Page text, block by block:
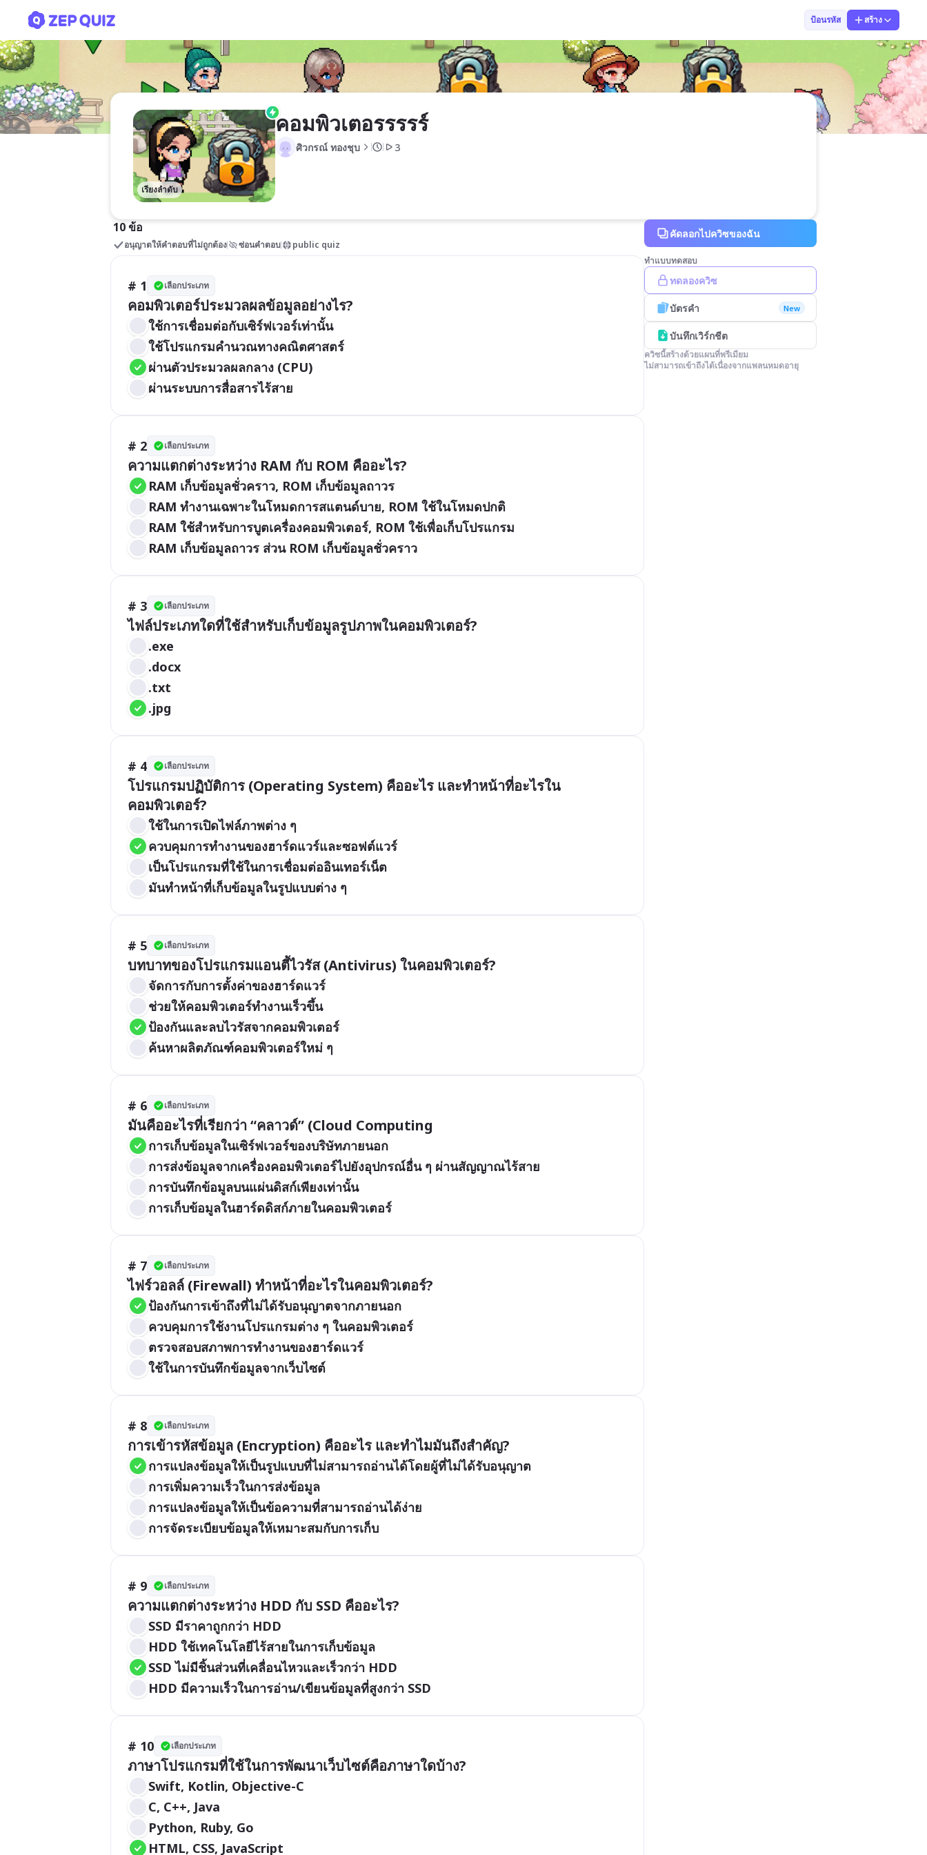
ป้อนรหัส สร้าง
เรียงลำดับ
คอมพิวเตอรรรรร์
ศิวกรณ์ ทองชุบ 3
10 ข้อ
อนุญาตให้คำตอบที่ไม่ถูกต้อง ซ่อนคำตอบ public quiz
# 1 เลือกประเภท
คอมพิวเตอร์ประมวลผลข้อมูลอย่างไร?
ใช้การเชื่อมต่อกับเซิร์ฟเวอร์เท่านั้น
ใช้โปรแกรมคำนวณทางคณิตศาสตร์
ผ่านตัวประมวลผลกลาง (CPU)
ผ่านระบบการสื่อสารไร้สาย
# 2 เลือกประเภท
ความแตกต่างระหว่าง RAM กับ ROM คืออะไร?
RAM เก็บข้อมูลชั่วคราว, ROM เก็บข้อมูลถาวร
RAM ทำงานเฉพาะในโหมดการสแตนด์บาย, ROM ใช้ในโหมดปกติ
RAM ใช้สำหรับการบูตเครื่องคอมพิวเตอร์, ROM ใช้เพื่อเก็บโปรแกรม
RAM เก็บข้อมูลถาวร ส่วน ROM เก็บข้อมูลชั่วคราว
# 3 เลือกประเภท
ไฟล์ประเภทใดที่ใช้สำหรับเก็บข้อมูลรูปภาพในคอมพิวเตอร์?
.exe
.docx
.txt
.jpg
# 4 เลือกประเภท
โปรแกรมปฏิบัติการ (Operating System) คืออะไร และทำหน้าที่อะไรใน
ใช้ในการเปิดไฟล์ภาพต่าง ๆ
ควบคุมการทำงานของฮาร์ดแวร์และซอฟต์แวร์
เป็นโปรแกรมที่ใช้ในการเชื่อมต่ออินเทอร์เน็ต
มันทำหน้าที่เก็บข้อมูลในรูปแบบต่าง ๆ
# 5 เลือกประเภท
จัดการกับการตั้งค่าของฮาร์ดแวร์
ช่วยให้คอมพิวเตอร์ทำงานเร็วขึ้น
ป้องกันและลบไวรัสจากคอมพิวเตอร์
ค้นหาผลิตภัณฑ์คอมพิวเตอร์ใหม่ ๆ
# 6 เลือกประเภท
มันคืออะไรที่เรียกว่า “คลาวด์” (Cloud Computing
การเก็บข้อมูลในเซิร์ฟเวอร์ของบริษัทภายนอก
การส่งข้อมูลจากเครื่องคอมพิวเตอร์ไปยังอุปกรณ์อื่น ๆ ผ่านสัญญาณไร้สาย
การบันทึกข้อมูลบนแผ่นดิสก์เพียงเท่านั้น
การเก็บข้อมูลในฮาร์ดดิสก์ภายในคอมพิวเตอร์
# 7 เลือกประเภท
ไฟร์วอลล์ (Firewall) ทำหน้าที่อะไรในคอมพิวเตอร์?
ป้องกันการเข้าถึงที่ไม่ได้รับอนุญาตจากภายนอก
ควบคุมการใช้งานโปรแกรมต่าง ๆ ในคอมพิวเตอร์
ตรวจสอบสภาพการทำงานของฮาร์ดแวร์
ใช้ในการบันทึกข้อมูลจากเว็บไซต์
# 8 เลือกประเภท
การเข้ารหัสข้อมูล (Encryption) คืออะไร และทำไมมันถึงสำคัญ?
การแปลงข้อมูลให้เป็นรูปแบบที่ไม่สามารถอ่านได้โดยผู้ที่ไม่ได้รับอนุญาต
การเพิ่มความเร็วในการส่งข้อมูล
การแปลงข้อมูลให้เป็นข้อความที่สามารถอ่านได้ง่าย
การจัดระเบียบข้อมูลให้เหมาะสมกับการเก็บ
# 9 เลือกประเภท
ความแตกต่างระหว่าง HDD กับ SSD คืออะไร?
SSD มีราคาถูกกว่า HDD
HDD ใช้เทคโนโลยีไร้สายในการเก็บข้อมูล
SSD ไม่มีชิ้นส่วนที่เคลื่อนไหวและเร็วกว่า HDD
HDD มีความเร็วในการอ่าน/เขียนข้อมูลที่สูงกว่า SSD
# 10 เลือกประเภท
ภาษาโปรแกรมที่ใช้ในการพัฒนาเว็บไซต์คือภาษาใดบ้าง?
Swift, Kotlin, Objective-C
C, C++, Java
Python, Ruby, Go
HTML, CSS, JavaScript
คัดลอกไปควิซของฉัน
ทำแบบทดสอบ
ทดลองควิซ
บัตรคำ New
บันทึกเวิร์กชีต
ควิซนี้สร้างด้วยแผนที่พรีเมียม
ไม่สามารถเข้าถึงได้เนื่องจากแพลนหมดอายุ